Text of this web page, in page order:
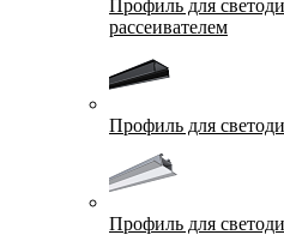
Профиль для
рассеивателем
Профиль для
Профиль для